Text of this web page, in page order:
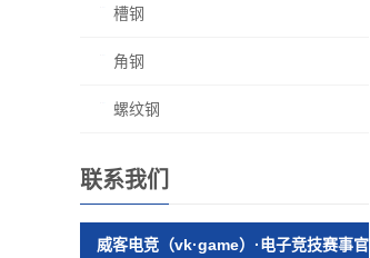
槽钢
角钢
螺纹钢
联系我们
威客电竞（vk·game）·电子竞技赛事官